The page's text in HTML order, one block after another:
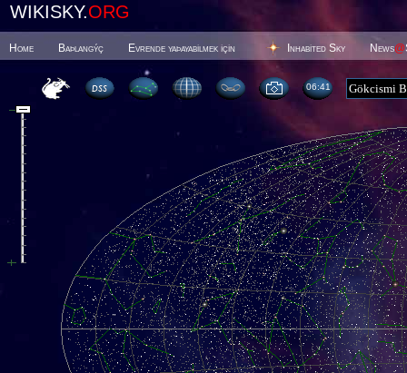
WIKISKY.ORG
Home Baþlangýç Evrende yaþayabilmek için Inhabited Sky News@
06 41